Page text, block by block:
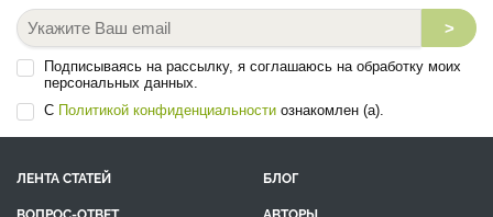
>
Подписываясь на рассылку, я соглашаюсь на обработку моих
персональных данных.
С Политикой конфиденциальности ознакомлен (а).
ЛЕНТА СТАТЕЙ
БЛОГ
ВОПРОС-ОТВЕТ
АВТОРЫ